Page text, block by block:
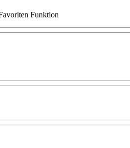
Funktion